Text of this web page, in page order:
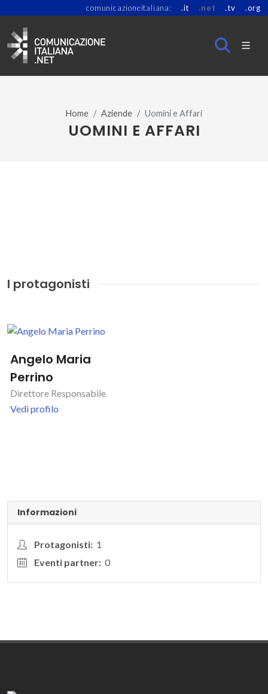
comunicazioneitaliana: .it .net .tv .org
Home Aziende Uomini e Affari
UOMINI E AFFARI
I protagonisti
Angelo Maria
Perrino
Direttore Responsabile
Vedi profilo
Informazioni
Protagonisti: 1
Eventi partner: 0